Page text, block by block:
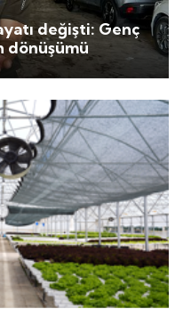
değişti: Genç
dönüşümü